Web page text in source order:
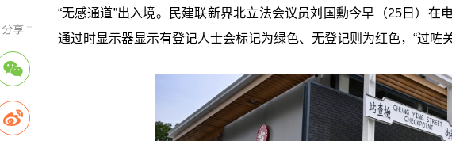
“无感通道”出入境。民建联新界北立法会议员刘国勳今早（25日）在
通过时显示器显示有登记人士会标记为绿色、无登记则为红色，“过咗